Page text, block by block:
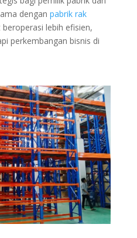
dengan pabrik rak
lebih efisien,
perkembangan bisnis di